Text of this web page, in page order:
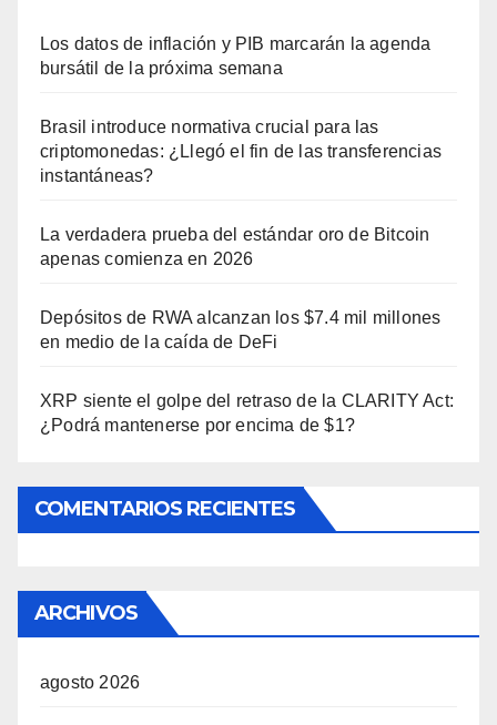
Los datos de inflación y PIB marcarán la agenda
bursátil de la próxima semana
Brasil introduce normativa crucial para las
criptomonedas: ¿Llegó el fin de las transferencias
instantáneas?
La verdadera prueba del estándar oro de Bitcoin
apenas comienza en 2026
Depósitos de RWA alcanzan los $7.4 mil millones
en medio de la caída de DeFi
XRP siente el golpe del retraso de la CLARITY Act:
¿Podrá mantenerse por encima de $1?
COMENTARIOS RECIENTES
ARCHIVOS
agosto 2026